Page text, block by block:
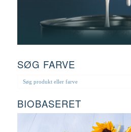
SØG FARVE
BIOBASERET